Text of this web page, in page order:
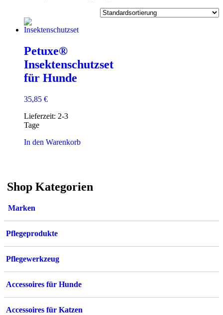
Petuxe®
Insektenschutzset
für Hunde
35,85 €
Lieferzeit: 2-3
Tage
In den Warenkorb
Shop Kategorien
Marken
Pflegeprodukte
Pflegewerkzeug
Accessoires für Hunde
Accessoires für Katzen